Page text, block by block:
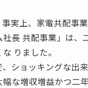
実上、家電共配事業
長 共配事業」は、
りました。
ショッキングな出来
な増収増益かつ二